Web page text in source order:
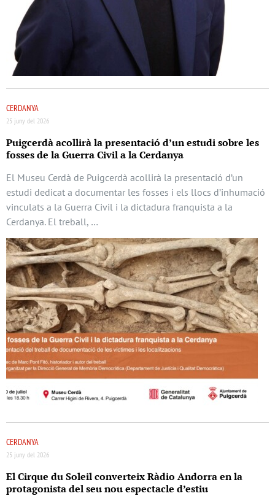
CERDANYA
25 juny del 2026
Puigcerdà acollirà la presentació d’un estudi sobre les
fosses de la Guerra Civil a la Cerdanya
El Museu Cerdà de Puigcerdà acollirà la presentació d’un
estudi dedicat a documentar les fosses i els llocs d’inhumació
vinculats a la Guerra Civil i la dictadura franquista a la
Cerdanya. El treball, …
CERDANYA
25 juny del 2026
El Cirque du Soleil converteix Ràdio Andorra en la
protagonista del seu nou espectacle d’estiu